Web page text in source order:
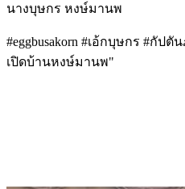
นางบุษกร หงษ์มานพ
#eggbusakorn #เอ้กบุษกร #กัปตั
เปิดบ้านหงษ์มานพ"